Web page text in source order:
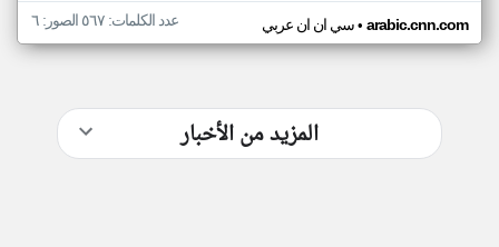
سي ان ان عربي• arabic.cnn.com عدد الكلمات: ٥٦٧ الصور: ٦
المزيد من الأخبار